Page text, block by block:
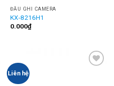
ĐẦU GHI CAMERA
KX-8216H1
0.000₫
Liên hệ